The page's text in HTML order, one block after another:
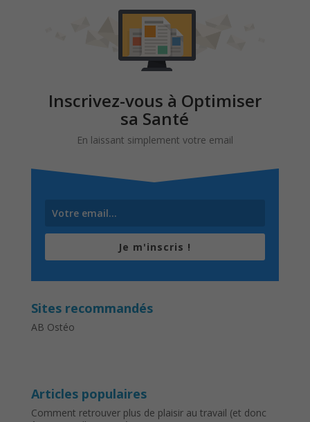
Inscrivez-vous à Optimiser
sa Santé
En laissant simplement votre email
Je m'inscris !
Sites recommandés
AB Ostéo
Articles populaires
Comment retrouver plus de plaisir au travail (et donc